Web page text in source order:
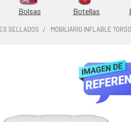
Bolsas Botellas
SELLADOS MOBILIARIO INFLABLE